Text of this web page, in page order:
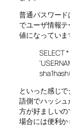
普通パスワー
でユーザ情報
値になっていま
SELECT
といった感じ
語側でハッシ
方が好ましい
場合には便利か